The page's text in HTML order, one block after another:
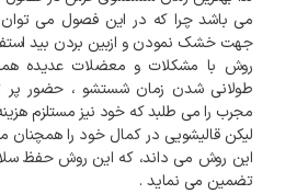
می باشد چرا که در این فصول می توان
جهت خشک نمودن و ازبین بردن بید
روش با مشکلات و معضلات عدیده
طولانی شدن زمان شستشو ، حضور پر
مجرب را می طلبد که خود نیز مستلزم
لیکن قالیشویی در کمال خود را همچنان
این روش می داند، که این روش حفظ
تضمین می نماید .